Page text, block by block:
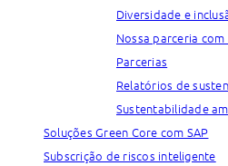
Diversidade e
Nossa parceria com
Parcerias
Relatórios de
Sustentabilidade
Soluções Green Core com SAP
Subscrição de riscos inteligente